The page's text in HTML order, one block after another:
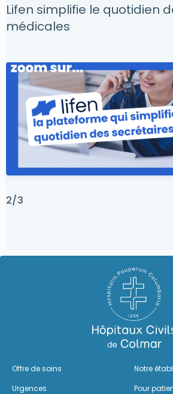
Lifen simplifie le quotidien
médicales
2/3
Offre de soins
Urgences
Notre
Pour